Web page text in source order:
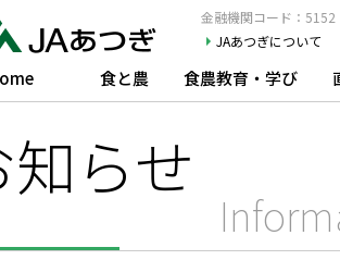
金融機関コード：5152
JAあつぎについて
食と農 食農教育・学び
知らせ